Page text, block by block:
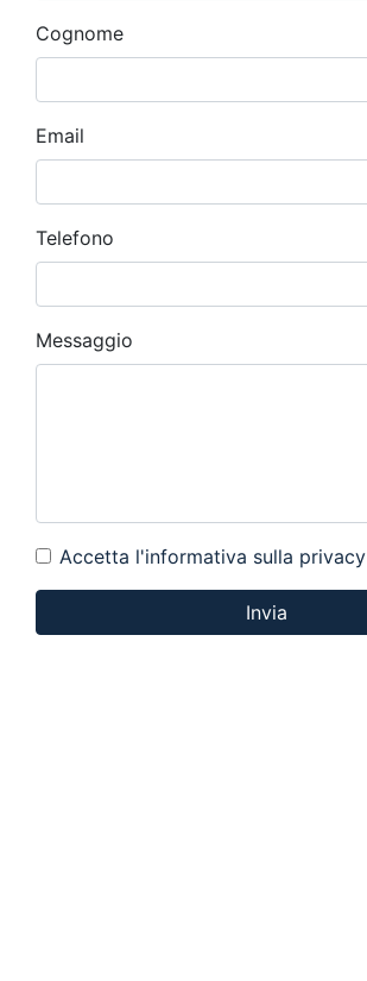
Cognome
Email
Telefono
Messaggio
Accetta l'informativa sulla privacy
Invia